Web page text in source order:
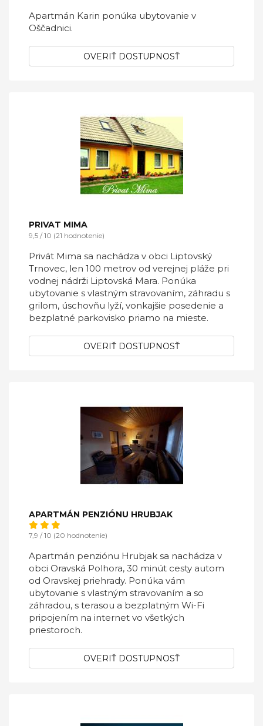
Apartmán Karin ponúka ubytovanie v
Oščadnici.
OVERIŤ DOSTUPNOSŤ
PRIVAT MIMA
9,5 / 10 (21 hodnotenie)
Privát Mima sa nachádza v obci Liptovský
Trnovec, len 100 metrov od verejnej pláže pri
vodnej nádrži Liptovská Mara. Ponúka
ubytovanie s vlastným stravovaním, záhradu s
grilom, úschovňu lyží, vonkajšie posedenie a
bezplatné parkovisko priamo na mieste.
OVERIŤ DOSTUPNOSŤ
APARTMÁN PENZIÓNU HRUBJAK
7,9 / 10 (20 hodnotenie)
Apartmán penziónu Hrubjak sa nachádza v
obci Oravská Polhora, 30 minút cesty autom
od Oravskej priehrady. Ponúka vám
ubytovanie s vlastným stravovaním a so
záhradou, s terasou a bezplatným Wi-Fi
pripojením na internet vo všetkých
priestoroch.
OVERIŤ DOSTUPNOSŤ